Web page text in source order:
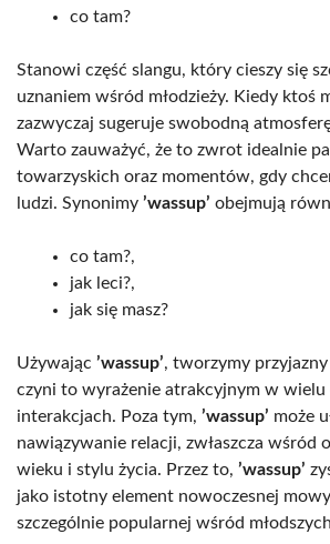
co tam?
Stanowi część slangu, który cieszy się
uznaniem wśród młodzieży. Kiedy ktoś
zazwyczaj sugeruje swobodną
Warto zauważyć, że to zwrot idealnie
towarzyskich oraz momentów, gdy
ludzi. Synonimy ’wassup’ obejmują
co tam?,
jak leci?,
jak się masz?
Używając ’wassup’, tworzymy
czyni to wyrażenie atrakcyjnym w wielu
interakcjach. Poza tym, ’wassup’ może
nawiązywanie relacji, zwłaszcza wśród
wieku i stylu życia. Przez to, ’wassup’
jako istotny element nowoczesnej
szczególnie popularnej wśród